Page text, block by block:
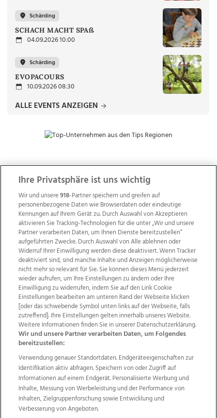
Schärding
SCHACH MACHT SPAß
04.09.2026 10:00
Schärding
EVOPACOURS
10.09.2026 08:30
ALLE EVENTS ANZEIGEN
ZUR NACHRICHTENÜBERSICHT
Wir über uns Mediadaten Kontakt
Jobs
Datenschutz
Impressum
AGB Anzeigekunden
AGB Website
Ehrenkodex Politische Werbung
Weitere Angebote des Medienhauses Wimmer
TV1 di-mog-i.at OÖNow
Ischler Woche
Life Radio
OÖNachrichten
OÖN Immobilien
OÖN Karriere
OÖN Reise
Promenaden Galerien
Regionaljobs
wasistlos.at
Ihre Privatsphäre ist uns wichtig
Wir und unsere918-Partner speichern und greifen auf
personenbezogene Daten wie Browserdaten oder eindeutige
Kennungen auf Ihrem Gerät zu. Durch Auswahl von Akzeptieren
aktivieren Sie Tracking-Technologien für die unter „Wir und unsere
Partner verarbeiten Daten, um Ihnen Dienste bereitzustellen“
aufgeführten Zwecke. Durch Auswahl von Alle ablehnen oder
Widerruf Ihrer Einwilligung werden diese deaktiviert. Wenn Tracker
deaktiviert sind, sind manche Inhalte und Anzeigen möglicherweise
nicht mehr so relevant für Sie. Sie können dieses Menü jederzeit
wieder aufrufen, um Ihre Einstellungen zu ändern oder Ihre
Einwilligung zu widerrufen, indem Sie auf den Link Cookie
Einstellungen bearbeiten am unteren Rand der Webseite klicken
[oder das schwebende Symbol unten links auf der Webseite, falls
zutreffend]. Ihre Einstellungen gelten innerhalb unseres Website.
Weitere Informationen finden Sie in unserer Datenschutzerklärung.
Wir und unsere Partner verarbeiten Daten, um Folgendes
bereitzustellen:
Verwendung genauer Standortdaten. Endgeräteeigenschaften zur
Identifikation aktiv abfragen. Speichern von oder Zugriff auf
Informationen auf einem Endgerät. Personalisierte Werbung und
Inhalte, Messung von Werbeleistung und der Performance von
Inhalten, Zielgruppenforschung sowie Entwicklung und
Verbesserung von Angeboten.